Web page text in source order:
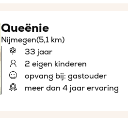
Queënie
Nijmegen(5,1 km)
33 jaar
2 eigen kinderen
opvang bij: gastouder
meer dan 4 jaar ervaring